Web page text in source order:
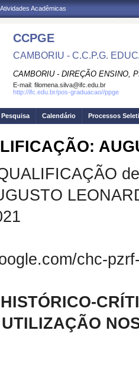
Acadêmicas
CCPGE
CAMBORIU - C.C.P.G.
CAMBORIU - DIREÇÃO ENSINO,
E-mail: filomena.silva@ifc.edu.br
http://ifc.edu.br/pos-graduacao//ppge
Calendário Processos
chc-